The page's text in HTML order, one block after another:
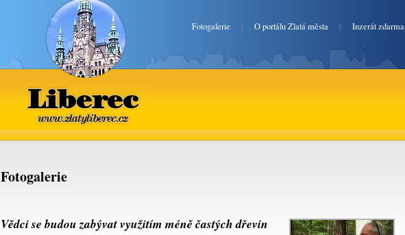
Fotogalerie | O portálu Zlatá města | Inzerát zdarma
Liberec
www.zlatyliberec.cz
Fotogalerie
Vědci se budou zabývat využitím méně častých dřevin